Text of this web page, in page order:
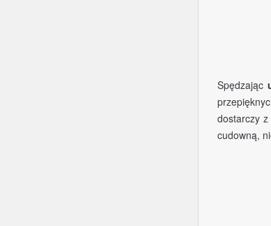
Spędzając
dostarczy
cudowną,